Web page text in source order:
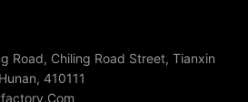
Road, Chiling Road Street, Tianxin
410111